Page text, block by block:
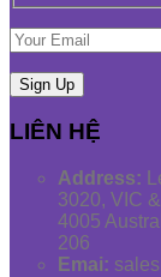
LIÊN HỆ
Address:
3020, VIC
4005
206
Emai: